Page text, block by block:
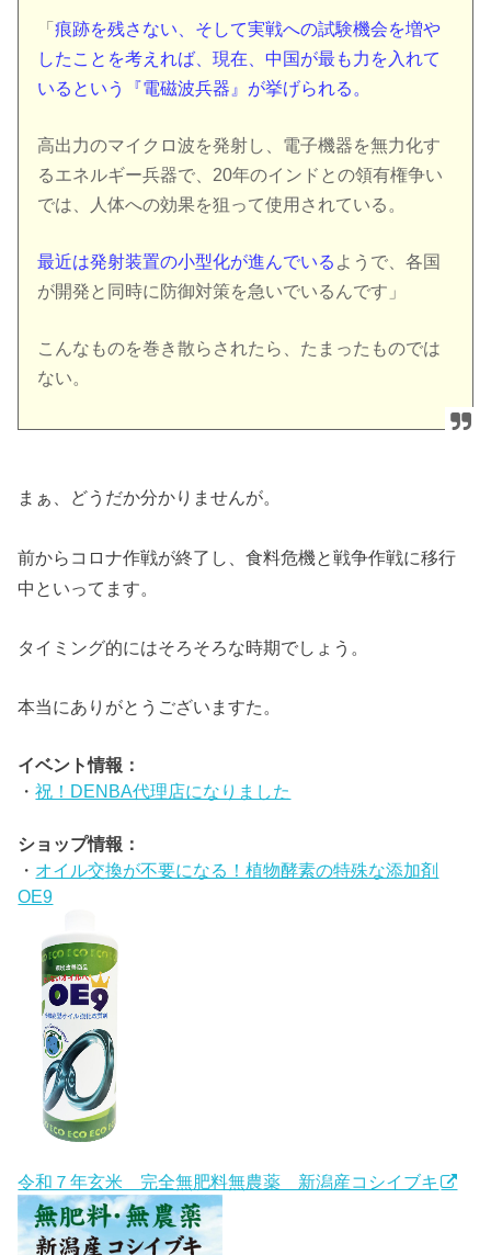
「痕跡を残さない、そして実戦への試験機会を増や
したことを考えれば、現在、中国が最も力を入れて
いるという『電磁波兵器』が挙げられる。
高出力のマイクロ波を発射し、電子機器を無力化す
るエネルギー兵器で、20年のインドとの領有権争い
では、人体への効果を狙って使用されている。
最近は発射装置の小型化が進んでいる ようで、各国
が開発と同時に防御対策を急いでいるんです」
こんなものを巻き散らされたら、たまったものでは
ない。
まぁ、どうだか分かりませんが。
前からコロナ作戦が終了し、食料危機と戦争作戦に移行
中といってます。
タイミング的にはそろそろな時期でしょう。
本当にありがとうございますた。
イベント情報：
・祝！DENBA代理店になりました
ショップ情報：
・ オイル交換が不要になる！植物酵素の特殊な添加剤
OE9
令和７年玄米 完全無肥料無農薬 新潟産コシイブキ